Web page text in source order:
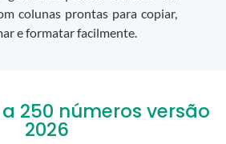
colunas prontas para copiar,
e formatar facilmente.
a 250 números versão
2026